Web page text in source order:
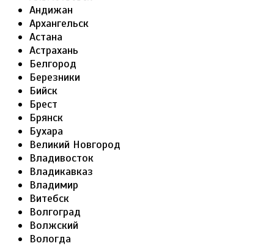
Андижан
Архангельск
Астана
Астрахань
Белгород
Березники
Бийск
Брест
Брянск
Бухара
Великий Новгород
Владивосток
Владикавказ
Владимир
Витебск
Волгоград
Волжский
Вологда